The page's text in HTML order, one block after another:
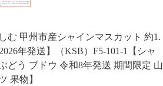
む 甲州市産シャインマスカット 約1.
年発送】（KSB）F5-101-1【シャ
どう ブドウ 令和8年発送 期間限定 山
果物】